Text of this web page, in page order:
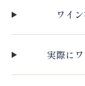
ワイ
実際に